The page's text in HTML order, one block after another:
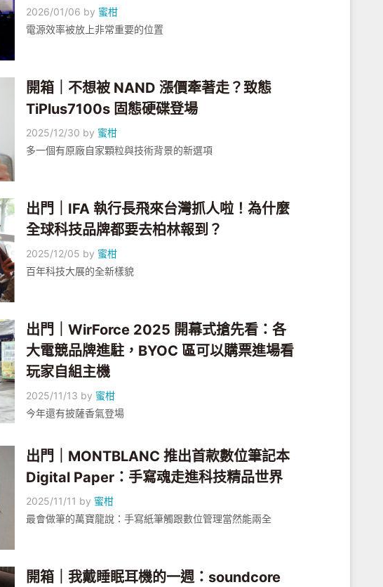
2026/01/06 by 蜜柑
電源效率被放上非常重要的位置
開箱｜不想被 NAND 漲價牽著走？致態
TiPlus7100s 固態硬碟登場
2025/12/30 by 蜜柑
多一個有原廠自家顆粒與技術背景的新選項
出門｜IFA 執行長飛來台灣抓人啦！為什麼
全球科技品牌都要去柏林報到？
2025/12/05 by 蜜柑
百年科技大展的全新樣貌
出門｜WirForce 2025 開幕式搶先看：各
大電競品牌進駐，BYOC 區可以購票進場看
玩家自組主機
2025/11/13 by 蜜柑
今年還有披薩香氣登場
出門｜MONTBLANC 推出首款數位筆記本
Digital Paper：手寫魂走進科技精品世界
2025/11/11 by 蜜柑
最會做筆的萬寶龍說：手寫紙筆觸跟數位管理當然能兩全
開箱｜我戴睡眠耳機的一週：soundcore